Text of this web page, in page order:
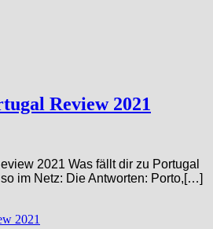
Review 2021
2021 Was fällt dir zu Portugal
im Netz: Die Antworten: Porto,[…]